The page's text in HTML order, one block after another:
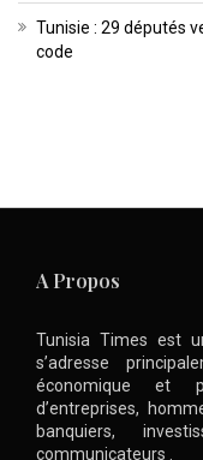
Tunisie : 29 députés
code
A Propos
Tunisia Times est
s’adresse
économique et
d’entreprises,
banquiers,
communicateurs .